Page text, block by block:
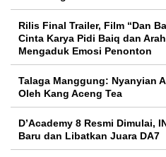
Rilis Final Trailer, Film “Dan
Cinta Karya Pidi Baiq dan
Mengaduk Emosi Penonton
Talaga Manggung: Nyanyian
Oleh Kang Aceng Tea
D’Academy 8 Resmi Dimulai,
Baru dan Libatkan Juara DA7